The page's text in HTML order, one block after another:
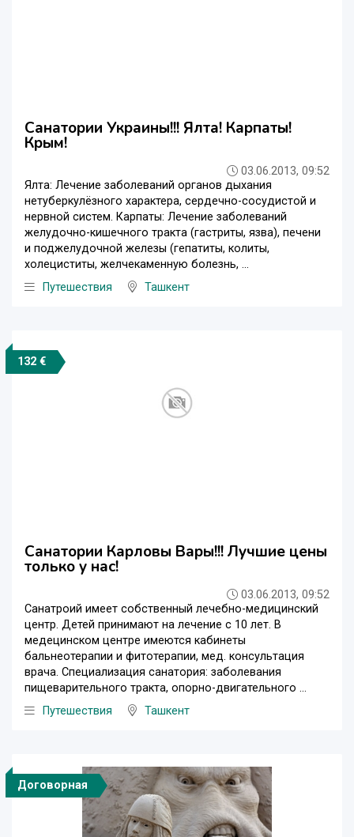
Санатории Украины!!! Ялта! Карпаты!
Крым!
03.06.2013, 09:52
Ялта: Лечение заболеваний органов дыхания
нетуберкулёзного характера, сердечно-сосудистой и
нервной систем. Карпаты: Лечение заболеваний
желудочно-кишечного тракта (гастриты, язва), печени
и поджелудочной железы (гепатиты, колиты,
холециститы, желчекаменную болезнь, ...
Путешествия
Ташкент
132 €
Санатории Карловы Вары!!! Лучшие цены
только у нас!
03.06.2013, 09:52
Санатроий имеет собственный лечебно-медицинский
центр. Детей принимают на лечение с 10 лет. В
медецинском центре имеются кабинеты
бальнеотерапии и фитотерапии, мед. консультация
врача. Специализация санатория: заболевания
пищеварительного тракта, опорно-двигательного ...
Путешествия
Ташкент
Договорная